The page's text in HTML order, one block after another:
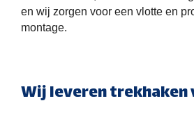
en wij zorgen voor een vlotte en
montage.
Wij leveren trekhaken